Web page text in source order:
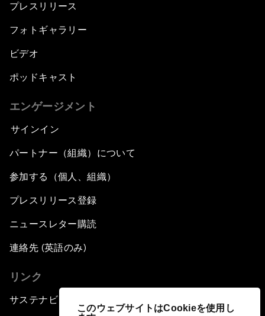
このウェブサイトはCookieを使用し
プレスリリース
フォトギャラリー
ビデオ
ポッドキャスト
エンゲージメント
サインイン
パートナー（組織）について
参加する（個人、組織）
プレスリリース登録
ニュースレター購読
連絡先 (英語のみ)
リンク
サステナビリティへの取り組み